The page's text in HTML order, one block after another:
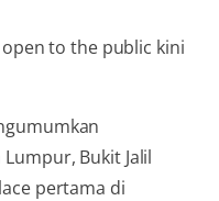
Bukit Jalil
pertama di